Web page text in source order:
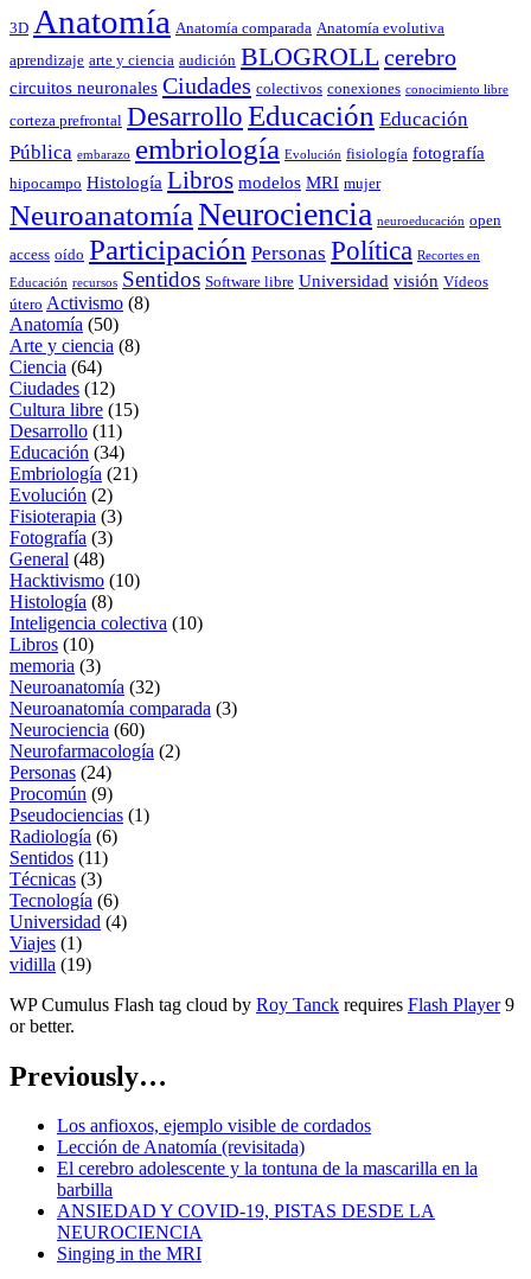
3D Anatomía Anatomía comparada Anatomía evolutiva
aprendizaje arte y ciencia audición BLOGROLLcerebro
circuitos neuronales Ciudades colectivos conexiones conocimiento libre
corteza prefrontal Desarrollo Educación Educación
Pública embarazo embriología Evolución fisiología fotografía
hipocampo Histología Libros modelos MRI mujer
NeuroanatomíaNeurociencia neuroeducación open
access oído Participación Personas Política Recortes en
Educación recursos Sentidos Software libre Universidad visión Vídeos
útero Activismo (8)
Anatomía (50)
Arte y ciencia (8)
Ciencia (64)
Ciudades (12)
Cultura libre (15)
Desarrollo (11)
Educación (34)
Embriología (21)
Evolución (2)
Fisioterapia (3)
Fotografía (3)
General (48)
Hacktivismo (10)
Histología (8)
Inteligencia colectiva (10)
Libros (10)
memoria (3)
Neuroanatomía (32)
Neuroanatomía comparada (3)
Neurociencia (60)
Neurofarmacología (2)
Personas (24)
Procomún (9)
Pseudociencias (1)
Radiología (6)
Sentidos (11)
Técnicas (3)
Tecnología (6)
Universidad (4)
Viajes (1)
vidilla (19)
WP Cumulus Flash tag cloud by Roy Tanck requires Flash Player9
or better.
Previously…
Los anfioxos, ejemplo visible de cordados
Lección de Anatomía (revisitada)
El cerebro adolescente y la tontuna de la mascarilla en la
barbilla
ANSIEDAD Y COVID-19, PISTAS DESDE LA
NEUROCIENCIA
Singing in the MRI